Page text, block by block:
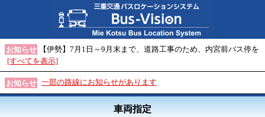
お知らせ
【伊勢】7月1日～9月末まで、道路工事のため、内宮前バス停を
[すべてを表示]
お知らせ 一部の路線にお知らせがあります
車両指定